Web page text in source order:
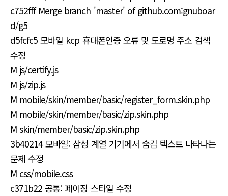
c752fff Merge branch 'master' of github.com:gnuboar
d/g5
d5fcfc5 모바일 kcp 휴대폰인증 오류 및 도로명 주소 검색
수정
M js/certify.js
M js/zip.js
M mobile/skin/member/basic/register_form.skin.php
M mobile/skin/member/basic/zip.skin.php
M skin/member/basic/zip.skin.php
3b40214 모바일: 삼성 계열 기기에서 숨김 텍스트 나타나는
문제 수정
M css/mobile.css
c371b22 공통: 페이징 스타일 수정